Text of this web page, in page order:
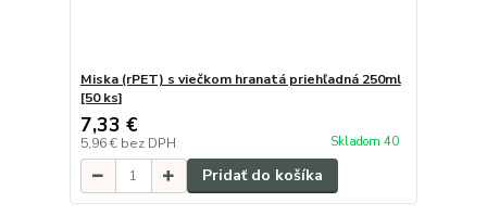
Miska (rPET) s viečkom hranatá priehľadná 250ml
[50 ks]
7,33 €
5,96 € bez DPH Skladom 40
Pridať do košíka